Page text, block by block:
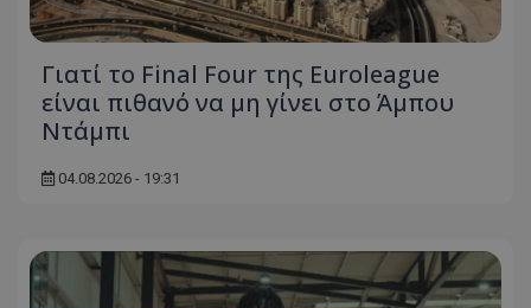
Γιατί το Final Four της Euroleague
είναι πιθανό να μη γίνει στο Άμπου
Ντάμπι
04.08.2026 - 19:31